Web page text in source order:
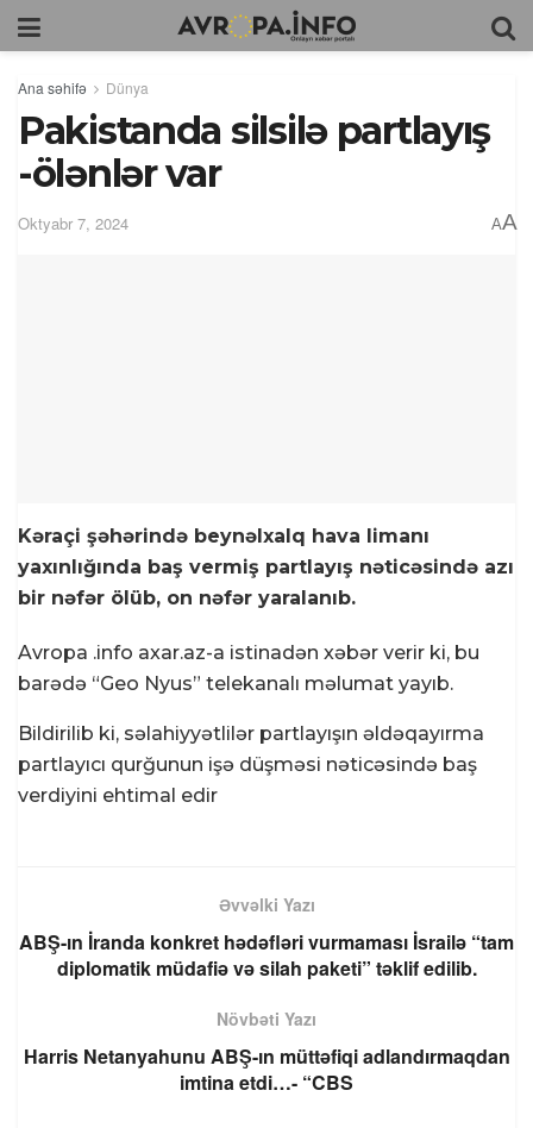
Ana səhifə Dünya
Pakistanda silsilə partlayış
-ölənlər var
Oktyabr 7, 2024 AA
Kəraçi şəhərində beynəlxalq hava limanı
yaxınlığında baş vermiş partlayış nəticəsində azı
bir nəfər ölüb, on nəfər yaralanıb.
Avropa .info axar.az-a istinadən xəbər verir ki, bu
barədə “Geo Nyus” telekanalı məlumat yayıb.
Bildirilib ki, səlahiyyətlilər partlayışın əldəqayırma
partlayıcı qurğunun işə düşməsi nəticəsində baş
verdiyini ehtimal edir
Əvvəlki Yazı
ABŞ-ın İranda konkret hədəfləri vurmaması İsrailə “tam
diplomatik müdafiə və silah paketi” təklif edilib.
Növbəti Yazı
Harris Netanyahunu ABŞ-ın müttəfiqi adlandırmaqdan
imtina etdi…- “CBS